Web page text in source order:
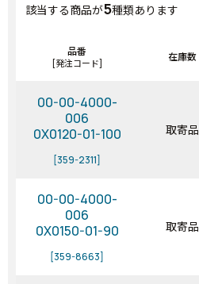
該当する商品が5種類あります
品番
[発注コード] 在庫数
00-00-4000-
006
0X0120-01-100
[359-2311]
取寄品
00-00-4000-
006
0X0150-01-90
[359-8663]
取寄品